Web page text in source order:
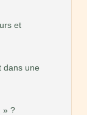
et
dans une
» ?